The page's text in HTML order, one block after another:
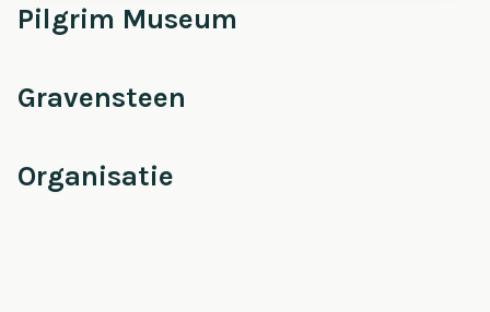
Pilgrim Museum
Gravensteen
Organisatie